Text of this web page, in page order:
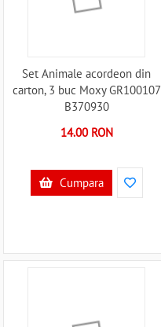
Set Animale acordeon din
carton, 3 buc Moxy GR100107
B370930
14.00 RON
Cumpara